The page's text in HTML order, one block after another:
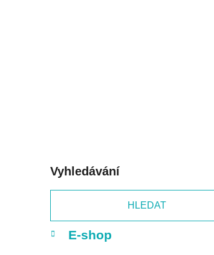
Vyhledávání
HLEDAT
kategorie
K
a
E-shop